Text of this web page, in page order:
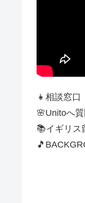
👧相談窓
🌸Unitoへ
📚イギリス